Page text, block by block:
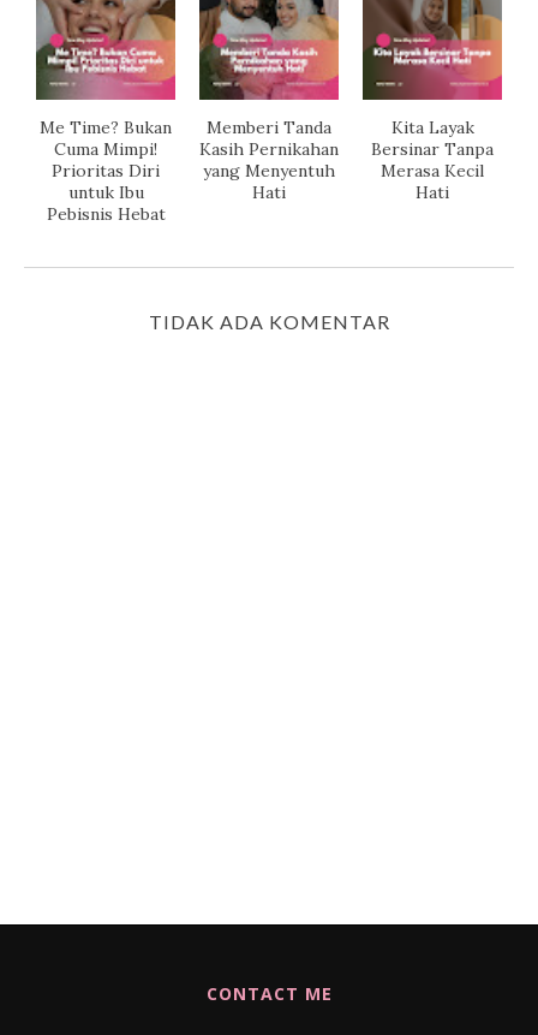
Me Time? Bukan
Cuma Mimpi!
Prioritas Diri
untuk Ibu
Pebisnis Hebat
Memberi Tanda
Kasih Pernikahan
yang Menyentuh
Hati
Kita Layak
Bersinar Tanpa
Merasa Kecil
Hati
TIDAK ADA KOMENTAR
CONTACT ME